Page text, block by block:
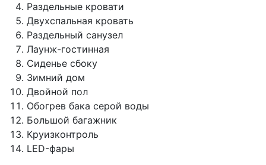
Раздельные кровати
Двухспальная кровать
Раздельный санузел
Лаунж-гостинная
Сиденье сбоку
Зимний дом
Двойной пол
Обогрев бака серой воды
Большой багажник
Круизконтроль
LED-фары